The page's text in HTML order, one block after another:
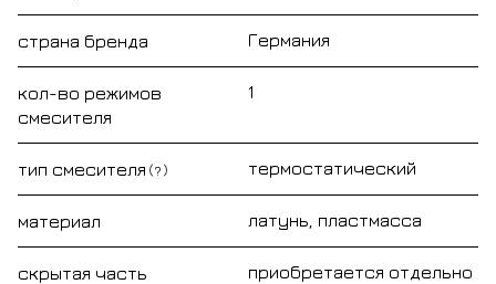
страна бренда Германия
кол-во режимов
смесителя
1
тип смесителя ? термостатический
материал латунь, пластмасса
скрытая часть приобретается отдельно